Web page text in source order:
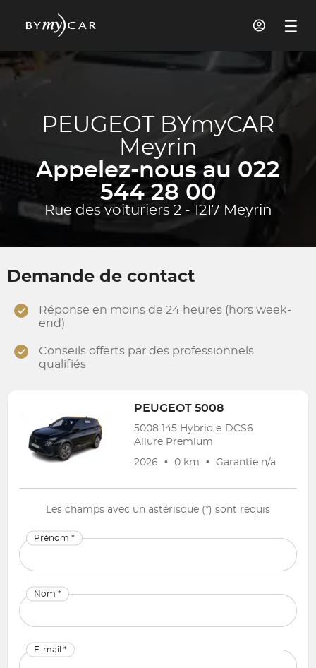
PEUGEOT BYmyCAR
Meyrin
Appelez-nous au 022
544 28 00
Rue des voituriers 2 - 1217 Meyrin
Demande de contact
Réponse en moins de 24 heures (hors week-
end)
Conseils offerts par des professionnels
qualifiés
PEUGEOT5008
5008 145 Hybrid e-DCS6
Allure Premium
2026 • 0 km • Garantie n/a
Les champs avec un astérisque (*) sont requis
Prénom *
Nom *
E-mail *